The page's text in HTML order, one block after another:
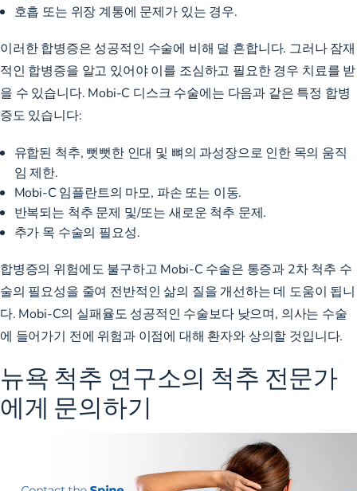
호흡 또는 위장 계통에 문제가 있는 경우.
이러한 합병증은 성공적인 수술에 비해 덜 흔합니다. 그러나 잠재
적인 합병증을 알고 있어야 이를 조심하고 필요한 경우 치료를 받
을 수 있습니다. Mobi-C 디스크 수술에는 다음과 같은 특정 합병
증도 있습니다:
유합된 척추, 뻣뻣한 인대 및 뼈의 과성장으로 인한 목의 움직
임 제한.
Mobi-C 임플란트의 마모, 파손 또는 이동.
반복되는 척추 문제 및/또는 새로운 척추 문제.
추가 목 수술의 필요성.
합병증의 위험에도 불구하고 Mobi-C 수술은 통증과 2차 척추 수
술의 필요성을 줄여 전반적인 삶의 질을 개선하는 데 도움이 됩니
다. Mobi-C의 실패율도 성공적인 수술보다 낮으며, 의사는 수술
에 들어가기 전에 위험과 이점에 대해 환자와 상의할 것입니다.
뉴욕 척추 연구소의 척추 전문가
에게 문의하기